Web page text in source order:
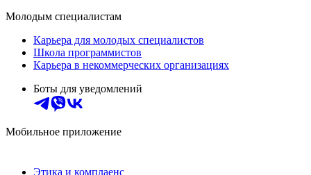
Молодым специалистам
Карьера для молодых специалистов
Школа программистов
Карьера в некоммерческих организациях
Боты для уведомлений
Мобильное приложение
Этика и комплаенс